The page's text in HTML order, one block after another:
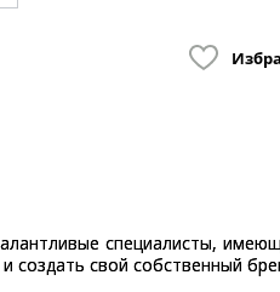
специалисты,
свой собственный